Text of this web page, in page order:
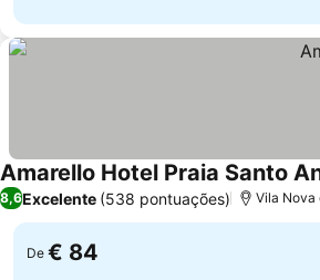
Amarello Hotel Praia Santo
8,6Excelente (538 pontuações) Vila Nova
De € 84